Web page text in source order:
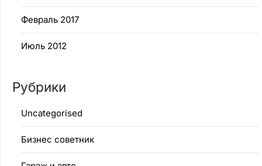
Февраль 2017
Июль 2012
Рубрики
Uncategorised
Бизнес советник